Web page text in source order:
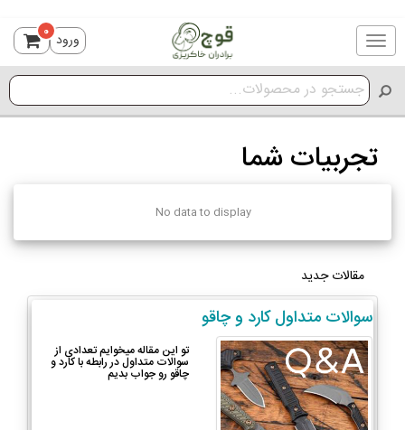
Toggle
navigation
ورود 0
تجربیات شما
No data to display
مقالات جدید
سوالات متداول کارد و چاقو
تو این مقاله میخوایم تعدادی از
سوالات متداول در رابطه با کارد و
چاقو رو جواب بدیم